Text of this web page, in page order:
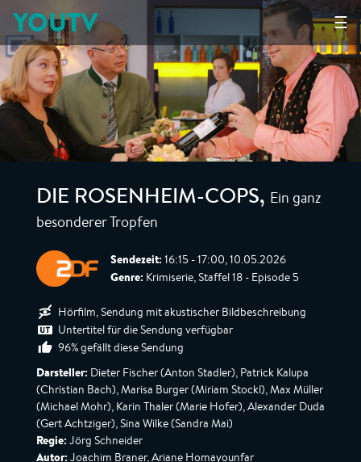
☰
YOUTV
DIE ROSENHEIM-COPS, Ein ganz
besonderer Tropfen
Sendezeit: 16:15 - 17:00, 10.05.2026
Genre: Krimiserie, Staffel 18 - Episode 5
Hörfilm, Sendung mit akustischer Bildbeschreibung
Untertitel für die Sendung verfügbar
96% gefällt diese Sendung
Darsteller: Dieter Fischer (Anton Stadler), Patrick Kalupa
(Christian Bach), Marisa Burger (Miriam Stockl), Max Müller
(Michael Mohr), Karin Thaler (Marie Hofer), Alexander Duda
(Gert Achtziger), Sina Wilke (Sandra Mai)
Regie: Jörg Schneider
Autor: Joachim Braner, Ariane Homayounfar